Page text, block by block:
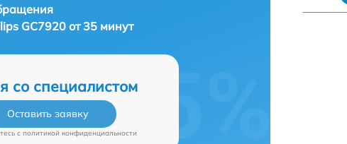
GC7920 от 35 минут
со специалистом
Оставить заявку
c политикой конфиденциальности